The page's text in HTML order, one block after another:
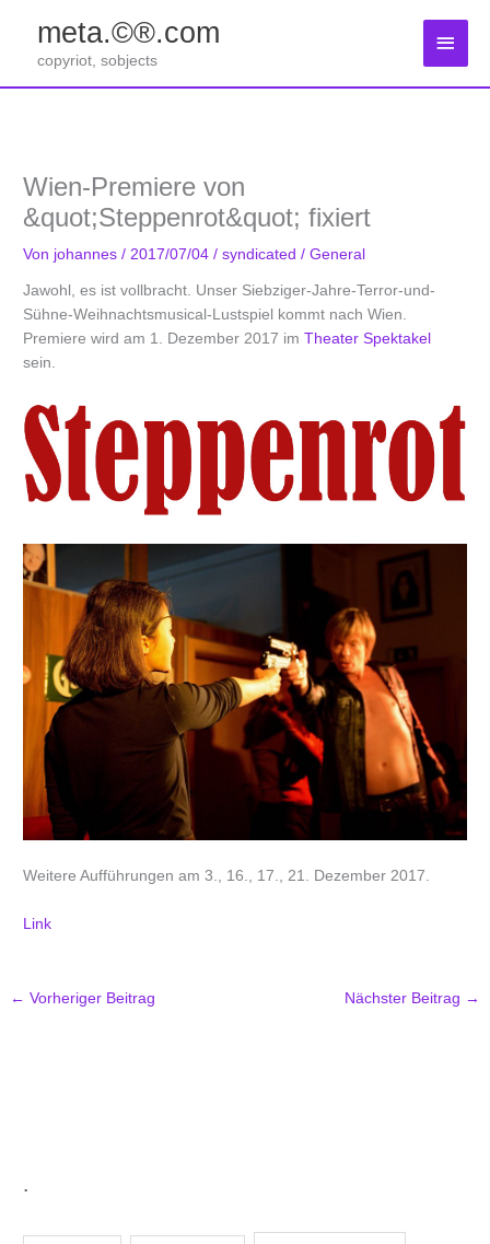
springen
meta.©®.com
copyriot, sobjects
.
Wien-Premiere von
&quot;Steppenrot&quot; fixiert
Von johannes/ 2017/07/04/syndicated /General
Jawohl, es ist vollbracht. Unser Siebziger-Jahre-Terror-und-
Sühne-Weihnachtsmusical-Lustspiel kommt nach Wien.
Premiere wird am 1. Dezember 2017 imTheater Spektakel
sein.
Weitere Aufführungen am 3., 16., 17., 21. Dezember 2017.
Link
← Vorheriger Beitrag Nächster Beitrag →